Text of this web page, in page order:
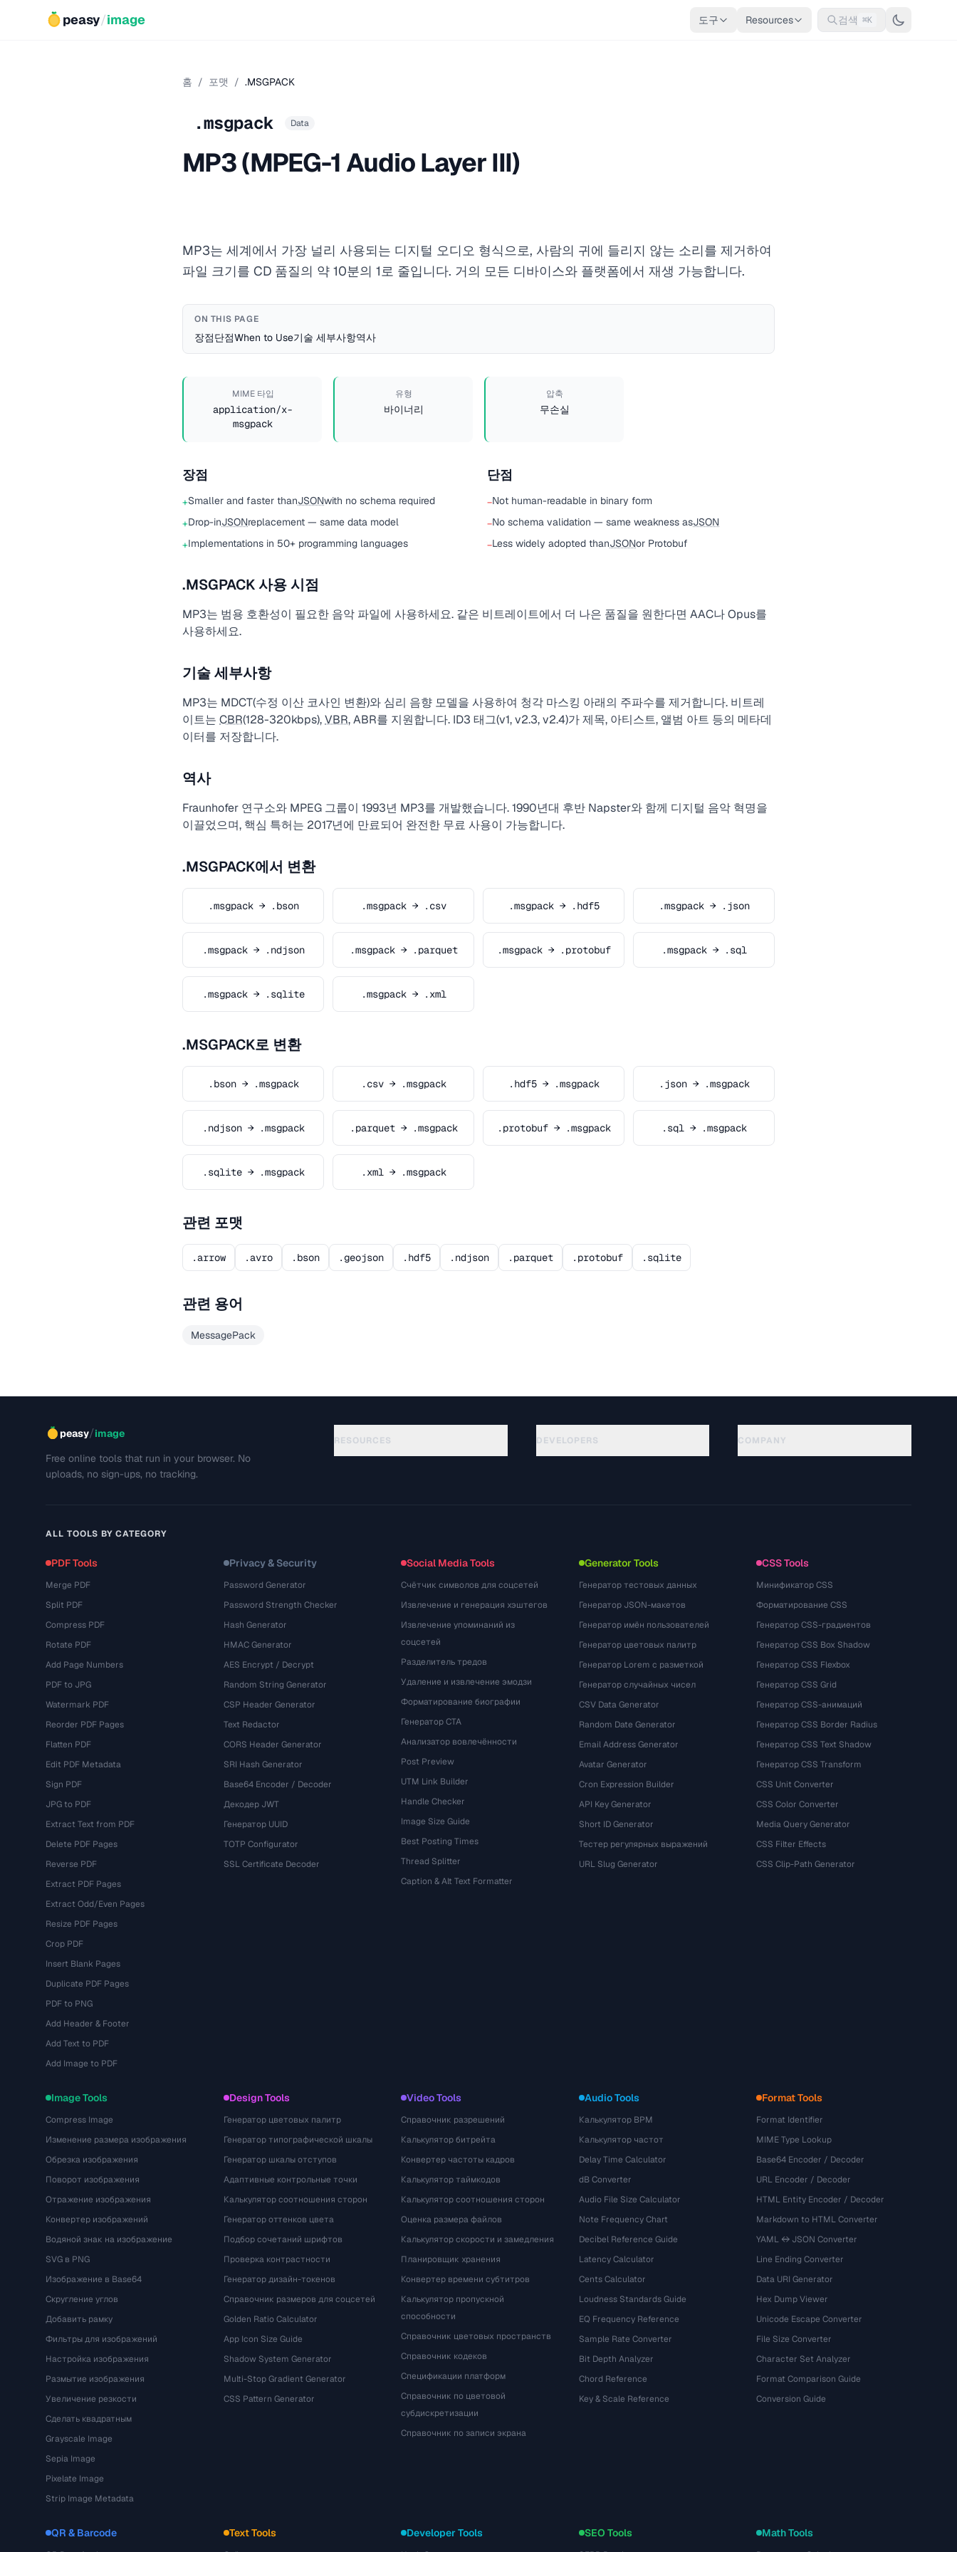
peasy/image 도구 Resources 검색 ⌘K
홈 / 포맷 / .MSGPACK
.msgpack Data
MP3 (MPEG-1 Audio Layer III)
MP3는 세계에서 가장 널리 사용되는 디지털 오디오 형식으로, 사람의 귀에 들리지 않는 소리를 제거하여
파일 크기를 CD 품질의 약 10분의 1로 줄입니다. 거의 모든 디바이스와 플랫폼에서 재생 가능합니다.
ON THIS PAGE
장점단점When to Use기술 세부사항역사
MIME 타입
application/x-
msgpack
유형
바이너리
압축
무손실
장점
+Smaller and faster thanJSONwith no schema required
+Drop-inJSONreplacement — same data model
+Implementations in 50+ programming languages
단점
−Not human-readable in binary form
−No schema validation — same weakness asJSON
−Less widely adopted thanJSONor Protobuf
.MSGPACK 사용 시점
MP3는 범용 호환성이 필요한 음악 파일에 사용하세요. 같은 비트레이트에서 더 나은 품질을 원한다면 AAC나 Opus를
사용하세요.
기술 세부사항
MP3는 MDCT(수정 이산 코사인 변환)와 심리 음향 모델을 사용하여 청각 마스킹 아래의 주파수를 제거합니다. 비트레
이트는 CBR(128-320kbps),VBR, ABR를 지원합니다. ID3 태그(v1, v2.3, v2.4)가 제목, 아티스트, 앨범 아트 등의 메타데
이터를 저장합니다.
역사
Fraunhofer 연구소와 MPEG 그룹이 1993년 MP3를 개발했습니다. 1990년대 후반 Napster와 함께 디지털 음악 혁명을
이끌었으며, 핵심 특허는 2017년에 만료되어 완전한 무료 사용이 가능합니다.
.MSGPACK에서 변환
.msgpack → .bson .msgpack → .csv .msgpack → .hdf5 .msgpack → .json
.msgpack → .ndjson .msgpack → .parquet .msgpack → .protobuf .msgpack → .sql
.msgpack → .sqlite .msgpack → .xml
.MSGPACK로 변환
.bson → .msgpack .csv → .msgpack .hdf5 → .msgpack .json → .msgpack
.ndjson → .msgpack .parquet → .msgpack .protobuf → .msgpack .sql → .msgpack
.sqlite → .msgpack .xml → .msgpack
관련 포맷
.arrow .avro .bson .geojson .hdf5 .ndjson .parquet .protobuf .sqlite
관련 용어
MessagePack
peasy/image
Free online tools that run in your browser. No
uploads, no sign-ups, no tracking.
RESOURCES DEVELOPERS COMPANY
ALL TOOLS BY CATEGORY
PDF Tools
Merge PDF
Split PDF
Compress PDF
Rotate PDF
Add Page Numbers
PDF to JPG
Watermark PDF
Reorder PDF Pages
Flatten PDF
Edit PDF Metadata
Sign PDF
JPG to PDF
Extract Text from PDF
Delete PDF Pages
Reverse PDF
Extract PDF Pages
Extract Odd/Even Pages
Resize PDF Pages
Crop PDF
Insert Blank Pages
Duplicate PDF Pages
PDF to PNG
Add Header & Footer
Add Text to PDF
Add Image to PDF
Privacy & Security
Password Generator
Password Strength Checker
Hash Generator
HMAC Generator
AES Encrypt / Decrypt
Random String Generator
CSP Header Generator
Text Redactor
CORS Header Generator
SRI Hash Generator
Base64 Encoder / Decoder
Декодер JWT
Генератор UUID
TOTP Configurator
SSL Certificate Decoder
Social Media Tools
Счётчик символов для соцсетей
Извлечение и генерация хэштегов
Извлечение упоминаний из
соцсетей
Разделитель тредов
Удаление и извлечение эмодзи
Форматирование биографии
Генератор CTA
Анализатор вовлечённости
Post Preview
UTM Link Builder
Handle Checker
Image Size Guide
Best Posting Times
Thread Splitter
Caption & Alt Text Formatter
Generator Tools
Генератор тестовых данных
Генератор JSON-макетов
Генератор имён пользователей
Генератор цветовых палитр
Генератор Lorem с разметкой
Генератор случайных чисел
CSV Data Generator
Random Date Generator
Email Address Generator
Avatar Generator
Cron Expression Builder
API Key Generator
Short ID Generator
Тестер регулярных выражений
URL Slug Generator
CSS Tools
Минификатор CSS
Форматирование CSS
Генератор CSS-градиентов
Генератор CSS Box Shadow
Генератор CSS Flexbox
Генератор CSS Grid
Генератор CSS-анимаций
Генератор CSS Border Radius
Генератор CSS Text Shadow
Генератор CSS Transform
CSS Unit Converter
CSS Color Converter
Media Query Generator
CSS Filter Effects
CSS Clip-Path Generator
Image Tools
Compress Image
Изменение размера изображения
Обрезка изображения
Поворот изображения
Отражение изображения
Конвертер изображений
Водяной знак на изображение
SVG в PNG
Изображение в Base64
Скругление углов
Добавить рамку
Фильтры для изображений
Настройка изображения
Размытие изображения
Увеличение резкости
Сделать квадратным
Grayscale Image
Sepia Image
Pixelate Image
Strip Image Metadata
Design Tools
Генератор цветовых палитр
Генератор типографической шкалы
Генератор шкалы отступов
Адаптивные контрольные точки
Калькулятор соотношения сторон
Генератор оттенков цвета
Подбор сочетаний шрифтов
Проверка контрастности
Генератор дизайн-токенов
Справочник размеров для соцсетей
Golden Ratio Calculator
App Icon Size Guide
Shadow System Generator
Multi-Stop Gradient Generator
CSS Pattern Generator
Video Tools
Справочник разрешений
Калькулятор битрейта
Конвертер частоты кадров
Калькулятор таймкодов
Калькулятор соотношения сторон
Оценка размера файлов
Калькулятор скорости и замедления
Планировщик хранения
Конвертер времени субтитров
Калькулятор пропускной
способности
Справочник цветовых пространств
Справочник кодеков
Спецификации платформ
Справочник по цветовой
субдискретизации
Справочник по записи экрана
Audio Tools
Калькулятор BPM
Калькулятор частот
Delay Time Calculator
dB Converter
Audio File Size Calculator
Note Frequency Chart
Decibel Reference Guide
Latency Calculator
Cents Calculator
Loudness Standards Guide
EQ Frequency Reference
Sample Rate Converter
Bit Depth Analyzer
Chord Reference
Key & Scale Reference
Format Tools
Format Identifier
MIME Type Lookup
Base64 Encoder / Decoder
URL Encoder / Decoder
HTML Entity Encoder / Decoder
Markdown to HTML Converter
YAML ↔ JSON Converter
Line Ending Converter
Data URI Generator
Hex Dump Viewer
Unicode Escape Converter
File Size Converter
Character Set Analyzer
Format Comparison Guide
Conversion Guide
QR & Barcode Text Tools Developer Tools SEO Tools Math Tools